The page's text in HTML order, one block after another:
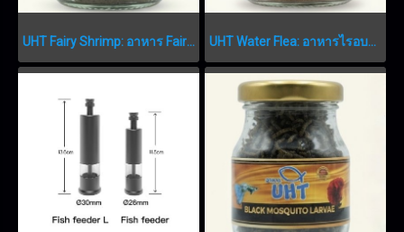
UHT Fairy Shrimp: อาหาร Fairy Shrimp เกรดพรีเมียม FAIRY SHRIMP UHT Water Flea: อาหารไรอบแห้งเกรดพรีเมียม